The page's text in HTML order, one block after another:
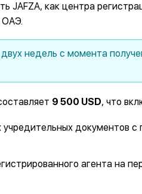
JAFZA, как центра
ОАЭ.
недель с момента
9 500 USD, что
учредительных документов
агента на